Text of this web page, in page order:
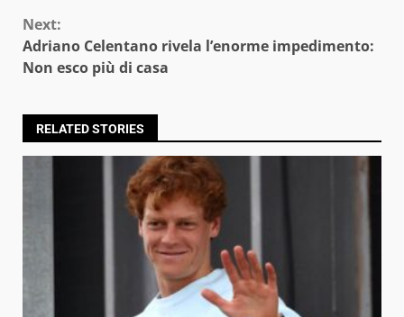
Next:
Adriano Celentano rivela l’enorme impedimento:
Non esco più di casa
RELATED STORIES